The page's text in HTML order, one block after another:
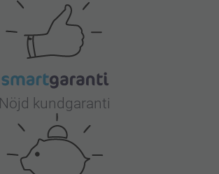
Nöjd kundgaranti